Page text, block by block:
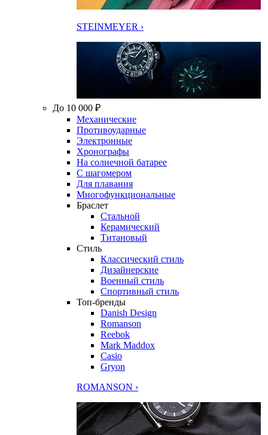
STEINMEYER ›
До 10 000 ₽
Механические
Противоударные
Электронные
Хронографы
На солнечной батарее
С шагомером
Для плавания
Многофункциональные
Браслет
Стальной
Керамический
Титановый
Стиль
Классический стиль
Дизайнерские
Военный стиль
Спортивный стиль
Топ-бренды
Danish Design
Romanson
Reebok
Mark Maddox
Casio
Gryon
ROMANSON ›